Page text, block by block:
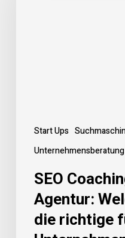
Start Ups
Unternehmensberatung
SEO
Agentur:
die richtige